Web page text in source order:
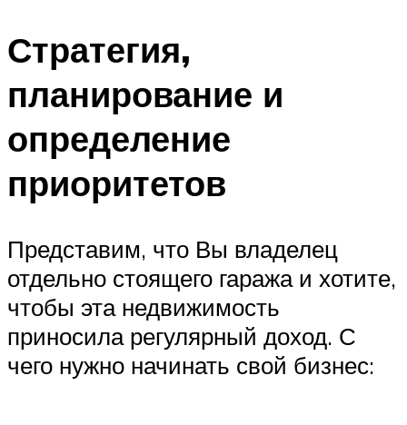
Стратегия,
планирование и
определение
приоритетов
Представим, что Вы владелец
отдельно стоящего гаража и хотите,
чтобы эта недвижимость
приносила регулярный доход. С
чего нужно начинать свой бизнес: